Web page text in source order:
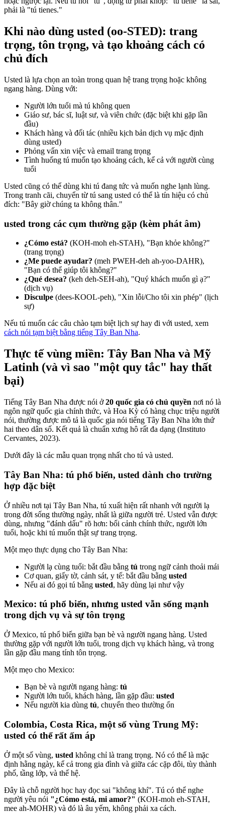
phải là "tú tienes."
Khi nào dùng usted (oo-STED): trang
trọng, tôn trọng, và tạo khoảng cách có
chủ đích
Usted là lựa chọn an toàn trong quan hệ trang trọng hoặc không
ngang hàng. Dùng với:
Người lớn tuổi mà tú không quen
Giáo sư, bác sĩ, luật sư, và viên chức (đặc biệt khi gặp lần
đầu)
Khách hàng và đối tác (nhiều kịch bản dịch vụ mặc định
dùng usted)
Phỏng vấn xin việc và email trang trọng
Tình huống tú muốn tạo khoảng cách, kể cả với người cùng
tuổi
Usted cũng có thể dùng khi tú đang tức và muốn nghe lạnh lùng.
Trong tranh cãi, chuyển từ tú sang usted có thể là tín hiệu có chủ
đích: "Bây giờ chúng ta không thân."
usted trong các cụm thường gặp (kèm phát âm)
¿Cómo está? (KOH-moh eh-STAH), "Bạn khỏe không?"
(trang trọng)
¿Me puede ayudar? (meh PWEH-deh ah-yoo-DAHR),
"Bạn có thể giúp tôi không?"
¿Qué desea? (keh deh-SEH-ah), "Quý khách muốn gì ạ?"
(dịch vụ)
Disculpe (dees-KOOL-peh), "Xin lỗi/Cho tôi xin phép" (lịch
sự)
Nếu tú muốn các câu chào tạm biệt lịch sự hay đi với usted, xem
cách nói tạm biệt bằng tiếng Tây Ban Nha.
Thực tế vùng miền: Tây Ban Nha và Mỹ
Latinh (và vì sao "một quy tắc" hay thất
bại)
Tiếng Tây Ban Nha được nói ở20 quốc gia có chủ quyền nơi nó là
ngôn ngữ quốc gia chính thức, và Hoa Kỳ có hàng chục triệu người
nói, thường được mô tả là quốc gia nói tiếng Tây Ban Nha lớn thứ
hai theo dân số. Kết quả là chuẩn xưng hô rất đa dạng (Instituto
Cervantes, 2023).
Dưới đây là các mẫu quan trọng nhất cho tú và usted.
Tây Ban Nha: tú phổ biến, usted dành cho trường
hợp đặc biệt
Ở nhiều nơi tại Tây Ban Nha, tú xuất hiện rất nhanh với người lạ
trong đời sống thường ngày, nhất là giữa người trẻ. Usted vẫn được
dùng, nhưng "đánh dấu" rõ hơn: bối cảnh chính thức, người lớn
tuổi, hoặc khi tú muốn thật sự trang trọng.
Một mẹo thực dụng cho Tây Ban Nha:
Người lạ cùng tuổi: bắt đầu bằng tú trong ngữ cảnh thoải mái
Cơ quan, giấy tờ, cảnh sát, y tế: bắt đầu bằng usted
Nếu ai đó gọi tú bằng usted, hãy dùng lại như vậy
Mexico: tú phổ biến, nhưng usted vẫn sống mạnh
trong dịch vụ và sự tôn trọng
Ở Mexico, tú phổ biến giữa bạn bè và người ngang hàng. Usted
thường gặp với người lớn tuổi, trong dịch vụ khách hàng, và trong
lần gặp đầu mang tính tôn trọng.
Một mẹo cho Mexico:
Bạn bè và người ngang hàng: tú
Người lớn tuổi, khách hàng, lần gặp đầu: usted
Nếu người kia dùng tú, chuyển theo thường ổn
Colombia, Costa Rica, một số vùng Trung Mỹ:
usted có thể rất ấm áp
Ở một số vùng, usted không chỉ là trang trọng. Nó có thể là mặc
định hằng ngày, kể cả trong gia đình và giữa các cặp đôi, tùy thành
phố, tầng lớp, và thế hệ.
Đây là chỗ người học hay đọc sai "không khí". Tú có thể nghe
người yêu nói "¿Cómo está, mi amor?" (KOH-moh eh-STAH,
mee ah-MOHR) và đó là âu yếm, không phải xa cách.